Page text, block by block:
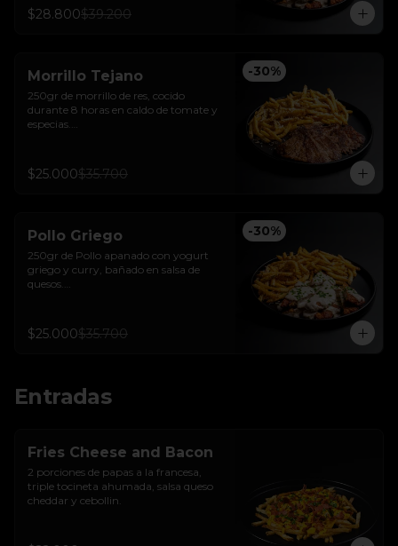
$28.800$39.200
-30%
Morrillo Tejano
250gr de morrillo de res, cocido
durante 8 horas en caldo de tomate y
especias.
$25.000$35.700
-30%
Pollo Griego
250gr de Pollo apanado con yogurt
griego y curry, bañado en salsa de
quesos.
$25.000$35.700
Entradas
Fries Cheese and Bacon
2 porciones de papas a la francesa,
triple tocineta ahumada, salsa queso
cheddar y cebollin.